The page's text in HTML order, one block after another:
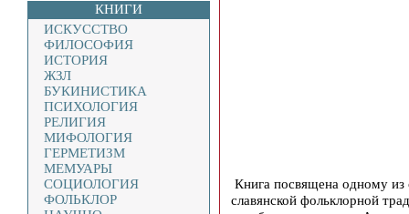
КНИГИ
ИСКУССТВО
ФИЛОСОФИЯ
ИСТОРИЯ
ЖЗЛ
БУКИНИСТИКА
ПСИХОЛОГИЯ
РЕЛИГИЯ
МИФОЛОГИЯ
ГЕРМЕТИЗМ
МЕМУАРЫ
СОЦИОЛОГИЯ
ФОЛЬКЛОР
Книга посвящена одному
славянской фольклорной